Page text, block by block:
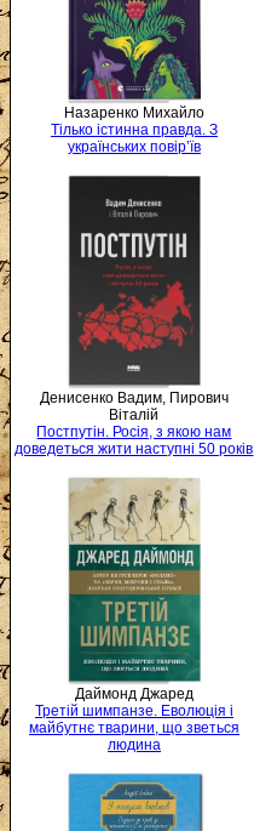
Назаренко Михайло
Тілько істинна правда. З
українських повір’їв
Денисенко Вадим, Пирович
Віталій
Постпутін. Росія, з якою нам
доведеться жити наступні 50 років
Даймонд Джаред
Третій шимпанзе. Еволюція і
майбутнє тварини, що зветься
людина